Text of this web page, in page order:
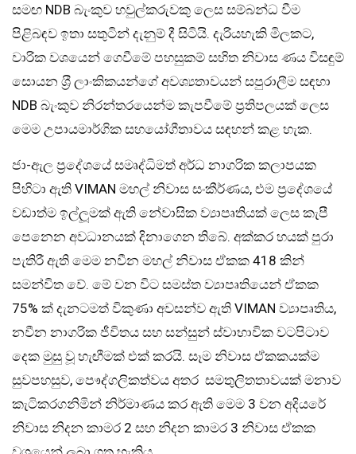
සමඟ NDB බැංකුව හවුල්කරුවකු ලෙස සම්බන්ධ වීම
පිළිබඳව ඉතා සතුටින් දැනුම් දී සිටියි. දැරියහැකි මිලකට,
වාරික වශයෙන් ගෙවීමේ පහසුකම් සහිත නිවාස ණය විසඳුම්
සොයන ශ‍්‍රී ලාංකිකයන්ගේ අවශ්‍යතාවයන් සපුරාලීම සඳහා
NDB බැංකුව නිරන්තරයෙන්ම කැපවීමේ ප‍්‍රතිපලයක් ලෙස
මෙම උපායමාර්ගික සහයෝගීතාවය සඳහන් කළ හැක.
ජා-ඇල ප‍්‍රදේශයේ සමෘද්ධිමත් අර්ධ නාගරික කලාපයක
පිහිටා ඇති VIMAN මහල් නිවාස සංකීර්ණය, එම ප‍්‍රදේශයේ
වඩාත්ම ඉල්ලූමක් ඇති නේවාසික ව්‍යාපෘතියක් ලෙස කැපී
පෙනෙන අවධානයක් දිනාගෙන තිබේ. අක්කර හයක් පුරා
පැතිරී ඇති මෙම නවීන මහල් නිවාස ඒකක 418 කින්
සමන්විත වේ. මේ වන විට සමස්ත ව්‍යාපෘතියෙන් ඒකක
75% ක් දැනටමත් විකුණා අවසන්ව ඇති VIMAN ව්‍යාපෘතිය,
නවීන නාගරික ජීවිතය සහ සන්සුන් ස්වාභාවික වටපිටාව
දෙක මුසු වූ හැඟීමක් එක් කරයි. සෑම නිවාස ඒකකයක්ම
සුවපහසුව, පෞද්ගලිකත්වය අතර සමතුලිතතාවයක් මනාව
කැටිකරගනිමින් නිර්මාණය කර ඇති මෙම 3 වන අදියරේ
නිවාස නිදන කාමර 2 සහ නිදන කාමර 3 නිවාස ඒකක